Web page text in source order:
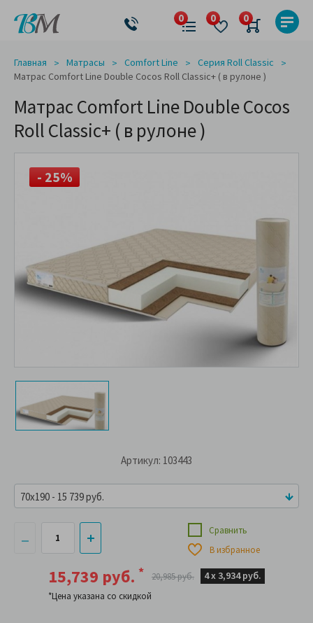
Главная Матрасы Comfort Line
Серия Roll Classic
Матрас Comfort Line Double Cocos Roll Classic+ ( в рулоне )
Матрас Comfort Line Double Cocos
Roll Classic+ ( в рулоне )
- 25%
Артикул: 103443
15,739 руб. *
*Цена указана со скидкой
20,985 руб. 4 х 3,934 руб.
Сравнить
В избранное
70x190 - 15 739 руб.